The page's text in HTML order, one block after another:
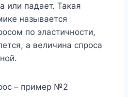
или падает. Такая
называется
по эластичности,
а величина спроса
– пример №2